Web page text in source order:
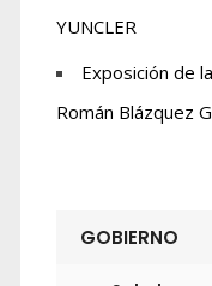
YUNCLER
Exposición de
Román Blázquez
GOBIERNO